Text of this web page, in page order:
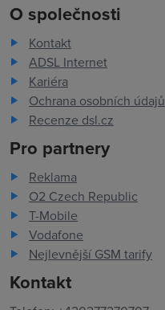
O společnosti
Kontakt
ADSL Internet
Kariéra
Ochrana osobních údajů
Recenze dsl.cz
Pro partnery
Reklama
O2 Czech Republic
T-Mobile
Vodafone
Nejlevnější GSM tarify
Kontakt